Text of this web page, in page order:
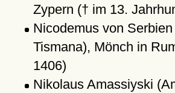
Zypern († im 13.
Nicodemus von
Tismana), Mönch in
1406)
Nikolaus Amassiyski